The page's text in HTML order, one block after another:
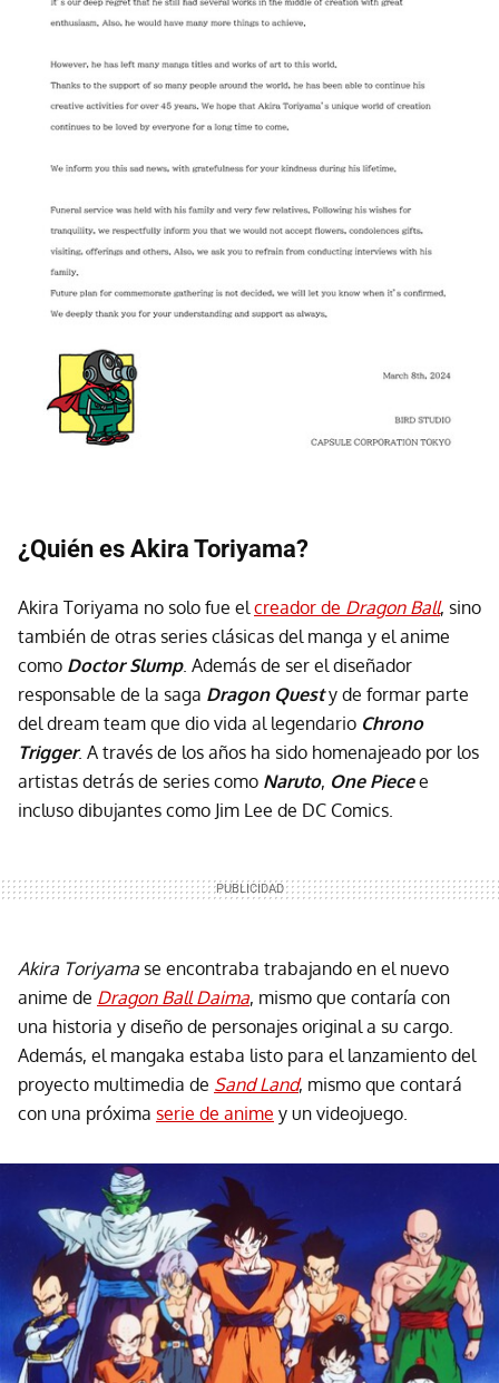
¿Quién es Akira Toriyama?
Akira Toriyama no solo fue el creador de Dragon Ball, sino
también de otras series clásicas del manga y el anime
como Doctor Slump. Además de ser el diseñador
responsable de la saga Dragon Questy de formar parte
del dream team que dio vida al legendario Chrono
Trigger. A través de los años ha sido homenajeado por los
artistas detrás de series como Naruto, One Piecee
incluso dibujantes como Jim Lee de DC Comics.
Akira Toriyama se encontraba trabajando en el nuevo
anime de Dragon Ball Daima, mismo que contaría con
una historia y diseño de personajes original a su cargo.
Además, el mangaka estaba listo para el lanzamiento del
proyecto multimedia de Sand Land, mismo que contará
con una próxima serie de anime y un videojuego.